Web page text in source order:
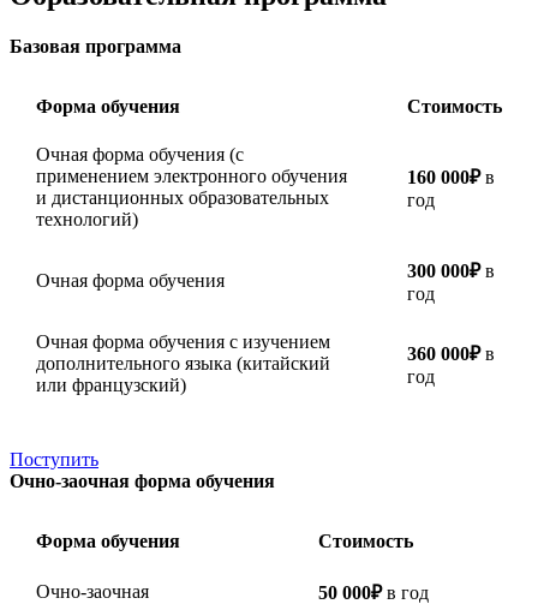
Базовая программа
Форма обучения Стоимость
Очная форма обучения (с
применением электронного обучения
и дистанционных образовательных
технологий)
160 000₽в
год
Очная форма обучения 300 000₽в
год
Очная форма обучения с изучением
дополнительного языка (китайский
или французский)
360 000₽в
год
Поступить
Очно-заочная форма обучения
Форма обучения Стоимость
Очно-заочная 50 000₽в год